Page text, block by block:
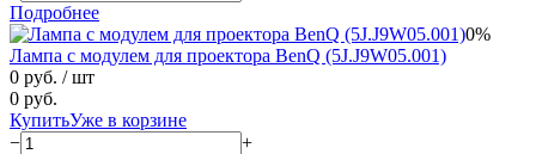
Подробнее
0%
Лампа с модулем для проектора BenQ (5J.J9W05.001)
0 руб. / шт
0 руб.
КупитьУже в корзине
−
+